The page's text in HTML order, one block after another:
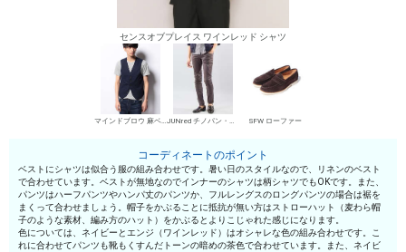
センスオブプレイス ワインレッド シャツ
マインドブロウ 麻ベスト JUNred チノパン・綿パン SFW ローファー
コーディネートのポイント
ベストにシャツは似合う服の組み合わせです。暑い日のスタイルなので、リネンのベスト
で合わせています。ベストが無地なのでインナーのシャツは柄シャツでもOKです。また、
パンツはハーフパンツやハンパ丈のパンツか、フルレングスのロングパンツの場合は裾を
まくって合わせましょう。帽子をかぶることに抵抗が無い方はストローハット（麦わら帽
子のような素材、編み方のハット）をかぶるとよりこじゃれた感じになります。
色については、ネイビーとエンジ（ワインレッド）はオシャレな色の組み合わせです。こ
れに合わせてパンツも靴もくすんだトーンの暗めの茶色で合わせています。また、ネイビ